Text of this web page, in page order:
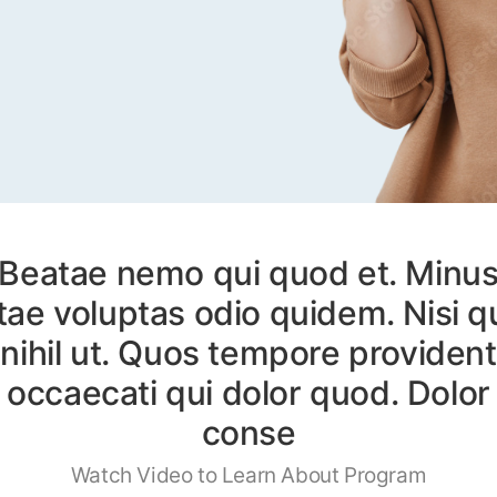
nemo qui quod et.
voluptas odio quidem. Nisi
nihil ut. Quos tempore provident
occaecati qui dolor quod. Dolor
conse
Watch Video to Learn About Program